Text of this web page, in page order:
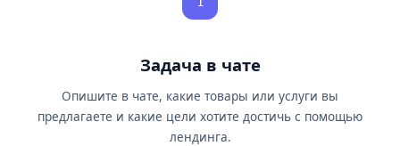
Задача в чате
Опишите в чате, какие товары или услуги вы
предлагаете и какие цели хотите достичь с помощью
лендинга.